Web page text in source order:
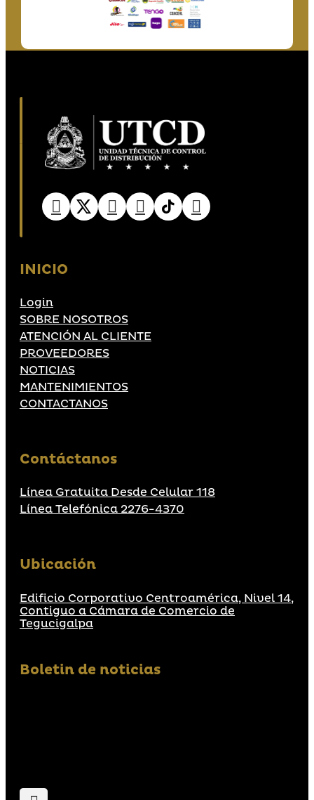
INICIO
Login
SOBRE NOSOTROS
ATENCIÓN AL CLIENTE
PROVEEDORES
NOTICIAS
MANTENIMIENTOS
CONTACTANOS
Contáctanos
Línea Gratuita Desde Celular 118
Línea Telefónica 2276-4370
Ubicación
Edificio Corporativo Centroamérica, Nivel 14,
Contiguo a Cámara de Comercio de
Tegucigalpa
Boletin de noticias